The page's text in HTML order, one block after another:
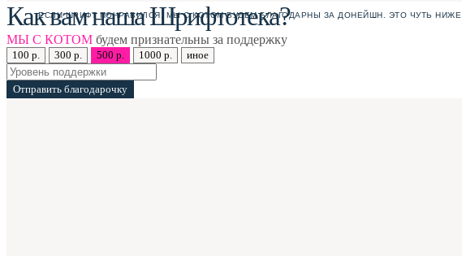
ЕСЛИ ШРИФТ ПОНРАВИЛСЯ, МЫ С КОТОМ БУДЕМ БЛАГОДАРНЫ ЗА ДОНЕЙШН. ЭТО ЧУТЬ НИЖЕ
Как вам наша Шрифтотека?
МЫ С КОТОМ будем признательны за поддержку
100 р. 300 р. 500 р. 1000 р. иное
Отправить благодарочку